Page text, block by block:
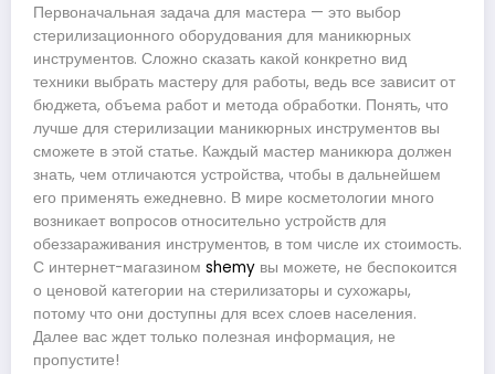
Первоначальная задача для мастера — это выбор
стерилизационного оборудования для маникюрных
инструментов. Сложно сказать какой конкретно вид
техники выбрать мастеру для работы, ведь все зависит от
бюджета, объема работ и метода обработки. Понять, что
лучше для стерилизации маникюрных инструментов вы
сможете в этой статье. Каждый мастер маникюра должен
знать, чем отличаются устройства, чтобы в дальнейшем
его применять ежедневно. В мире косметологии много
возникает вопросов относительно устройств для
обеззараживания инструментов, в том числе их стоимость.
С интернет-магазином shemy вы можете, не беспокоится
о ценовой категории на стерилизаторы и сухожары,
потому что они доступны для всех слоев населения.
Далее вас ждет только полезная информация, не
пропустите!